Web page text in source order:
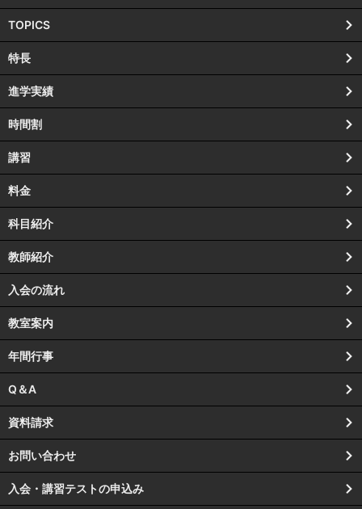
TOPICS
特長
進学実績
時間割
講習
料金
科目紹介
教師紹介
入会の流れ
教室案内
年間行事
Q＆A
資料請求
お問い合わせ
入会・講習テストの申込み